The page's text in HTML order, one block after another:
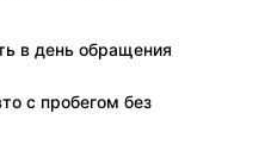
в день обращения
с пробегом без